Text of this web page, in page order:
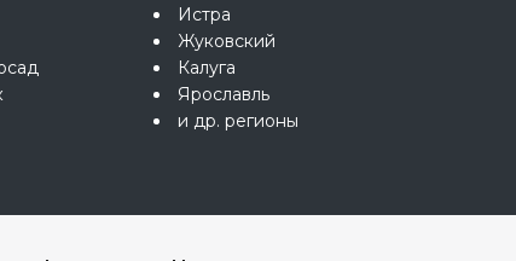
Истра
Жуковский
Калуга
Ярославль
и др. регионы